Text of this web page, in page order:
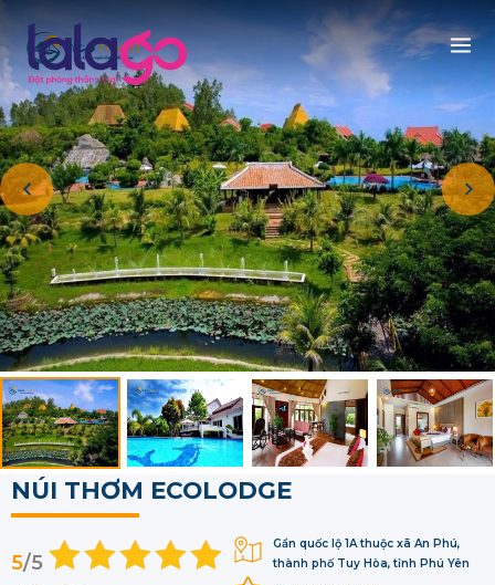
NÚI THƠM ECOLODGE
Gần quốc lộ 1A thuộc xã An Phú,
thành phố Tuy Hòa, tỉnh Phú Yên
5/5